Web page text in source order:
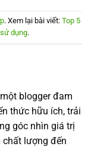
. Xem lại bài viết: Top 5
dụng.
blogger đam
thức hữu ích, trải
góc nhìn giá trị
lượng đến